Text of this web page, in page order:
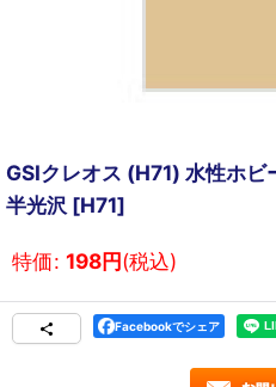
GSIクレオス (H71) 水性ホ
半光沢 [H71]
特価: 198円(税込)
Facebookでシェア